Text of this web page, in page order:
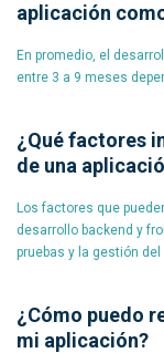
aplicación
En promedio, el
entre 3 a 9 meses
¿Qué factores
de una
Los factores que
desarrollo backend y
pruebas y la gestión del
¿Cómo puedo
mi aplicación?